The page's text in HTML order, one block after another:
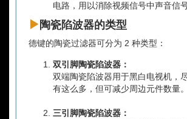
电路，用以消除视频信号中声音信号
陶瓷陷波器的类型
德键的陶瓷过滤器可分为 2 种类型：
双引脚陶瓷陷波器：
双端陶瓷陷波器用于黑白电视机，
有这么多，但可减少周边元件数量。
三引脚陶瓷陷波器：